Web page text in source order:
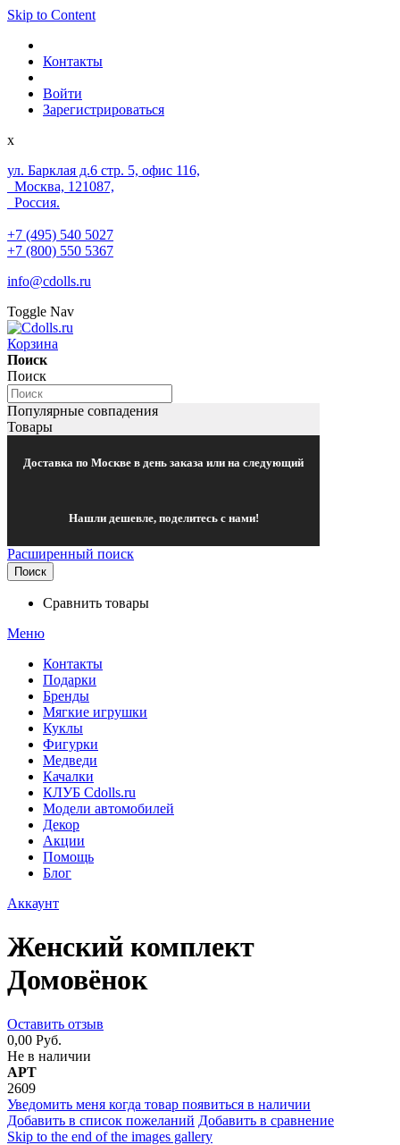
Skip to Content
Контакты
Войти
Зарегистрироваться
x
ул. Барклая д.6 стр. 5, офис 116,
Москва, 121087,
Россия.
+7 (495) 540 5027
+7 (800) 550 5367
info@cdolls.ru
Toggle Nav
Корзина
Поиск
Поиск
Популярные совпадения
Товары
Доставка по Москве в день заказа или на следующий
Нашли дешевле, поделитесь с нами!
Расширенный поиск
Поиск
Сравнить товары
Меню
Контакты
Подарки
Бренды
Мягкие игрушки
Куклы
Фигурки
Медведи
Качалки
КЛУБ Cdolls.ru
Модели автомобилей
Декор
Акции
Помощь
Блог
Аккаунт
Женский комплект
Домовёнок
Оставить отзыв
0,00 Руб.
Не в наличии
АРТ
2609
Уведомить меня когда товар появиться в наличии
Добавить в список пожеланий Добавить в сравнение
Skip to the end of the images gallery